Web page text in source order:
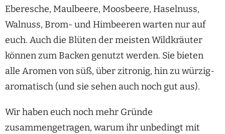
Eberesche, Maulbeere, Moosbeere, Haselnuss,
Walnuss, Brom- und Himbeeren warten nur auf
euch. Auch die Blüten der meisten Wildkräuter
können zum Backen genutzt werden. Sie bieten
alle Aromen von süß, über zitronig, hin zu würzig-
aromatisch (und sie sehen auch noch gut aus).
Wir haben euch noch mehr Gründe
zusammengetragen, warum ihr unbedingt mit